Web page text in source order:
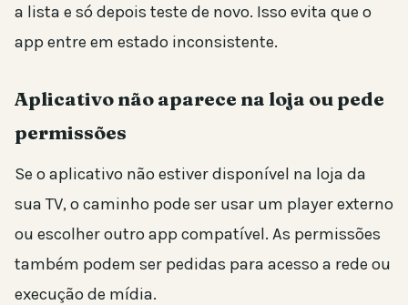
a lista e só depois teste de novo. Isso evita que o
app entre em estado inconsistente.
Aplicativo não aparece na loja ou pede
permissões
Se o aplicativo não estiver disponível na loja da
sua TV, o caminho pode ser usar um player externo
ou escolher outro app compatível. As permissões
também podem ser pedidas para acesso a rede ou
execução de mídia.